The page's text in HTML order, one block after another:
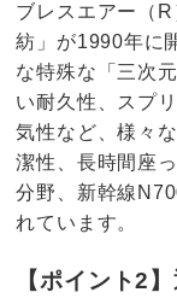
ブレスエアー（
紡」が1990年に
な特殊な「三次
い耐久性、スプ
気性など、様々
潔性、長時間座
分野、新幹線
れています。
【ポイント2